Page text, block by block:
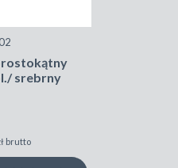
srebrny
brutto